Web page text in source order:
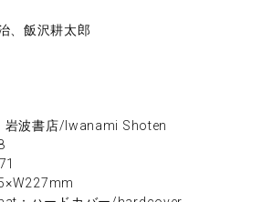
、飯沢耕太郎
岩波書店/Iwanami Shoten